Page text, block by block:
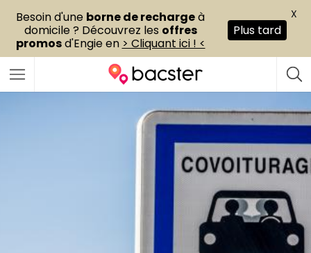
Besoin d'une borne de rechargeà
domicile ? Découvrez les offres
promosd'Engie en > Cliquant ici ! <
Plus tard
X